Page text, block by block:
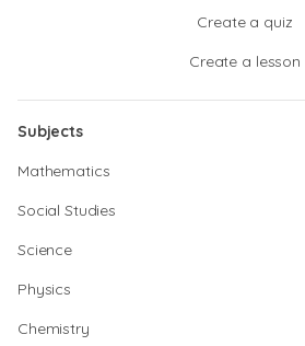
Create a quiz
Create a lesson
Subjects
Mathematics
Social Studies
Science
Physics
Chemistry